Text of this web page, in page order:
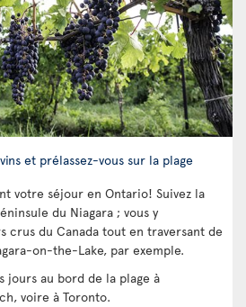
et prélassez-vous sur la plage
votre séjour en Ontario! Suivez la
du Niagara ; vous y
crus du Canada tout en traversant de
on-the-Lake, par exemple.
jours au bord de la plage à
voire à Toronto.